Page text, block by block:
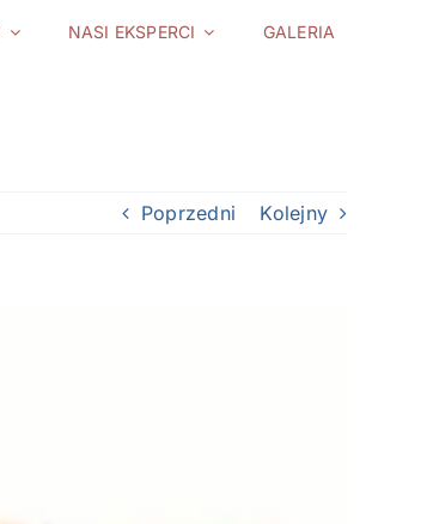
NASI EKSPERCI GALERIA
Poprzedni Kolejny